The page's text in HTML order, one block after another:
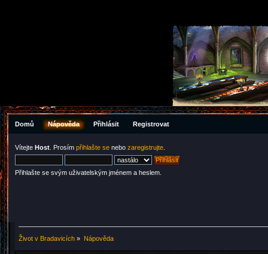
Domů Nápověda Přihlásit Registrovat
Vítejte Host . Prosím přihlašte se nebo zaregistrujte
Přihlašte se svým uživatelským jménem a heslem.
Život v Bradavicích » Nápověda